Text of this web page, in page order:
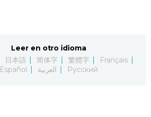
Leer en otro idioma
日本語 简体字 繁體字
Français
Español
العربية Русский